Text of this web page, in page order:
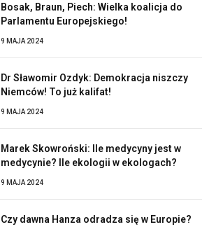
Bosak, Braun, Piech: Wielka koalicja do
Parlamentu Europejskiego!
9 MAJA 2024
Dr Sławomir Ozdyk: Demokracja niszczy
Niemców! To już kalifat!
9 MAJA 2024
Marek Skowroński: Ile medycyny jest w
medycynie? Ile ekologii w ekologach?
9 MAJA 2024
Czy dawna Hanza odradza się w Europie?